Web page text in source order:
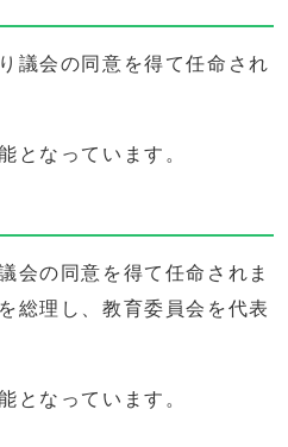
議会の同意を得て任命され
となっています。
会の同意を得て任命されま
総理し、教育委員会を代表
となっています。